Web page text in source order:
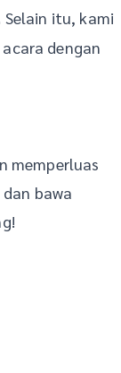
Selain itu, kami
dengan
memperluas
bawa